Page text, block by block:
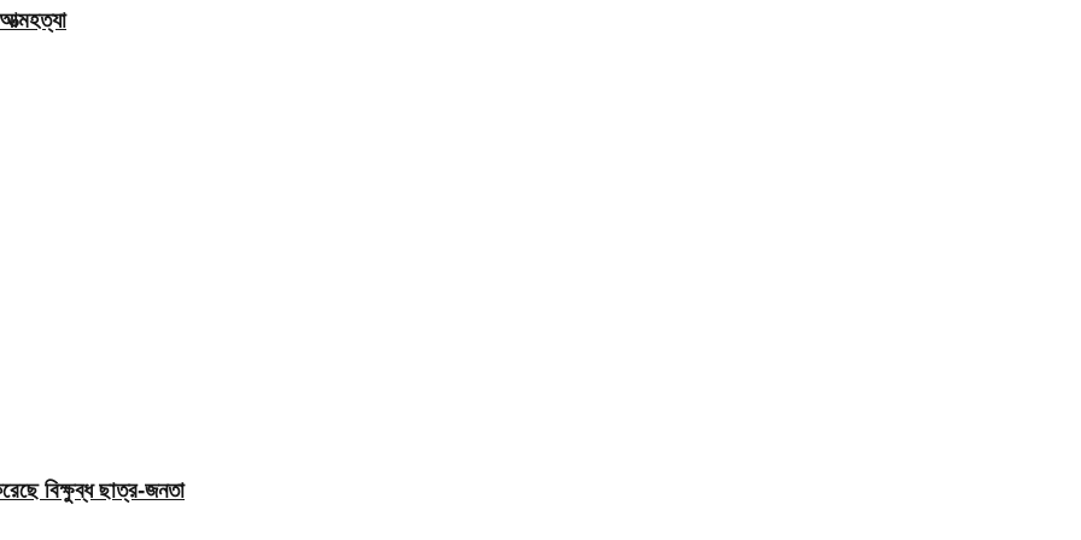
বিক্ষুব্ধ ছাত্র-জনতা